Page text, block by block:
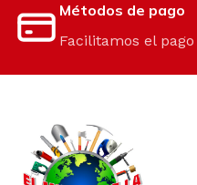
Métodos de pago
Facilitamos el